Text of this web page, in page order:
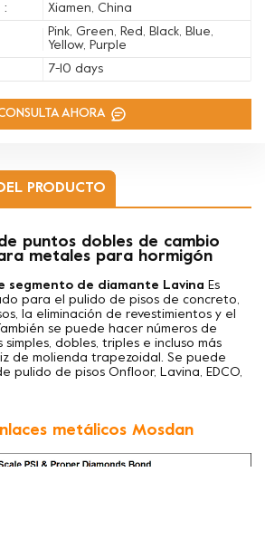
:
Xiamen, China
Pink, Green, Red, Black, Blue,
Yellow, Purple
7-10 days
AHORA
PRODUCTO
puntos dobles de cambio
metales para hormigón
segmento de diamante Lavina Es
para el pulido de pisos de concreto,
la eliminación de revestimientos y el
se puede hacer números de
dobles, triples e incluso más
de molienda trapezoidal. Se puede
pulido de pisos Onfloor, Lavina, EDCO,
metálicos Mosdan